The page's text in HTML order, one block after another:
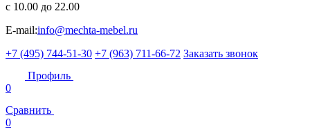
с 10.00 до 22.00
E-mail:info@mechta-mebel.ru
+7 (495) 744-51-30 +7 (963) 711-66-72 Заказать звонок
Профиль
0
Сравнить
0